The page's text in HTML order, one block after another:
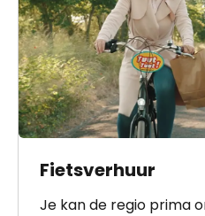
Fietsverhuur
Je kan de regio prima